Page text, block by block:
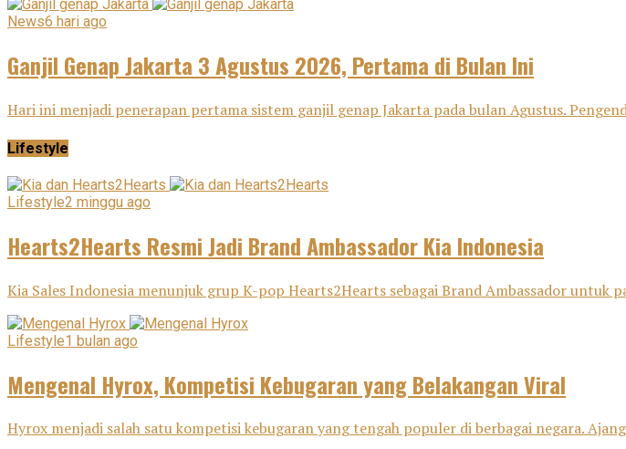
News6 hari ago
Ganjil Genap Jakarta 3 Agustus 2026, Pertama di Bulan Ini
Hari ini menjadi penerapan pertama sistem ganjil genap Jakarta pada bulan Agustus.
Lifestyle
Lifestyle2 minggu ago
Hearts2Hearts Resmi Jadi Brand Ambassador Kia Indonesia
Kia Sales Indonesia menunjuk grup K-pop Hearts2Hearts sebagai Brand Ambassador untuk
Lifestyle1 bulan ago
Mengenal Hyrox, Kompetisi Kebugaran yang Belakangan Viral
Hyrox menjadi salah satu kompetisi kebugaran yang tengah populer di berbagai negara.